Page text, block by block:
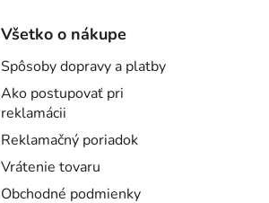
Všetko o nákupe
Spôsoby dopravy a platby
Ako postupovať pri
reklamácii
Reklamačný poriadok
Vrátenie tovaru
Obchodné podmienky